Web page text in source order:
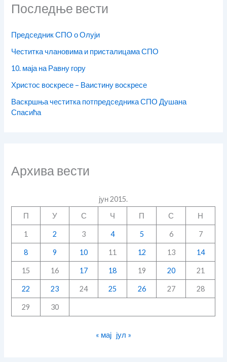
Последње вести
Председник СПО о Олуји
Честитка члановима и присталицама СПО
10. маја на Равну гору
Христос воскресе – Ваистину воскресе
Васкршња честитка потпредседника СПО Душана
Спасића
Архива вести
јун 2015.
П
У С Ч П С Н
1 2 3 4 5 6 7
8 9 10 11 12 13 14
15 16 17 18 19 20 21
22 23 24 25 26 27 28
29 30
« мај јул »